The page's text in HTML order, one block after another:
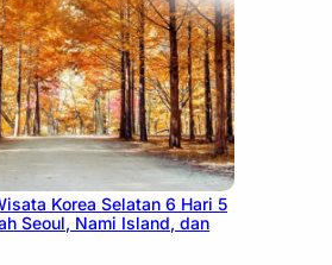
Korea Selatan 6 Hari 5
Seoul, Nami Island, dan